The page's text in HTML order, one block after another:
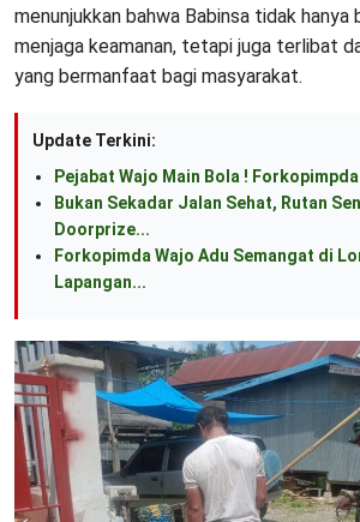
menunjukkan bahwa Babinsa tidak
menjaga keamanan, tetapi juga terlibat
yang bermanfaat bagi masyarakat.
Update Terkini:
Pejabat Wajo Main Bola ! Forkopimpda
Bukan Sekadar Jalan Sehat, Rutan
Doorprize...
Forkopimda Wajo Adu Semangat di
Lapangan...